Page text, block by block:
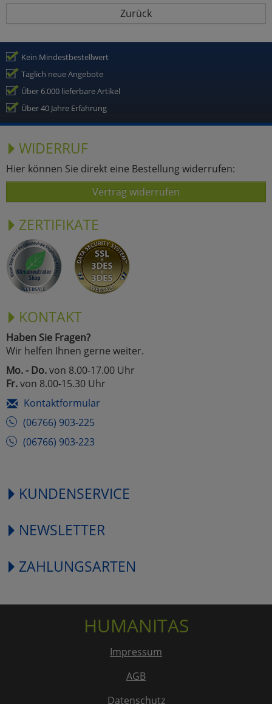
Zurück
Kein Mindestbestellwert
Täglich neue Angebote
Über 6.000 lieferbare Artikel
Über 40 Jahre Erfahrung
WIDERRUF
Hier können Sie direkt eine Bestellung widerrufen:
Vertrag widerrufen
ZERTIFIKATE
KONTAKT
Haben Sie Fragen?
Wir helfen Ihnen gerne weiter.
Mo. - Do.von 8.00-17.00 Uhr
Fr.von 8.00-15.30 Uhr
Kontaktformular
(06766) 903-225
(06766) 903-223
KUNDENSERVICE
NEWSLETTER
ZAHLUNGSARTEN
HUMANITAS
Impressum
AGB
Datenschutz